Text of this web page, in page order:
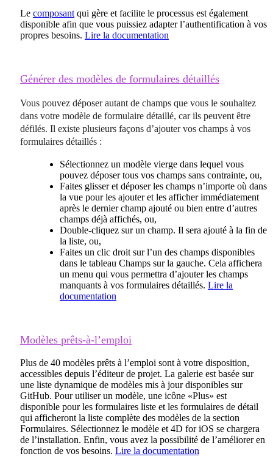
Le composant qui gère et facilite le processus est également
disponible afin que vous puissiez adapter l’authentification à vos
propres besoins. Lire la documentation
Générer des modèles de formulaires détaillés
Vous pouvez déposer autant de champs que vous le souhaitez
dans votre modèle de formulaire détaillé, car ils peuvent être
défilés. Il existe plusieurs façons d’ajouter vos champs à vos
formulaires détaillés :
Sélectionnez un modèle vierge dans lequel vous
pouvez déposer tous vos champs sans contrainte, ou,
Faites glisser et déposer les champs n’importe où dans
la vue pour les ajouter et les afficher immédiatement
après le dernier champ ajouté ou bien entre d’autres
champs déjà affichés, ou,
Double-cliquez sur un champ. Il sera ajouté à la fin de
la liste, ou,
Faites un clic droit sur l’un des champs disponibles
dans le tableau Champs sur la gauche. Cela affichera
un menu qui vous permettra d’ajouter les champs
manquants à vos formulaires détaillés. Lire la
documentation
Modèles prêts-à-l’emploi
Plus de 40 modèles prêts à l’emploi sont à votre disposition,
accessibles depuis l’éditeur de projet. La galerie est basée sur
une liste dynamique de modèles mis à jour disponibles sur
GitHub. Pour utiliser un modèle, une icône «Plus» est
disponible pour les formulaires liste et les formulaires de détail
qui afficheront la liste complète des modèles de la section
Formulaires. Sélectionnez le modèle et 4D for iOS se chargera
de l’installation. Enfin, vous avez la possibilité de l’améliorer en
fonction de vos besoins. Lire la documentation